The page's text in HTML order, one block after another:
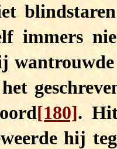
immers
[180].
hij